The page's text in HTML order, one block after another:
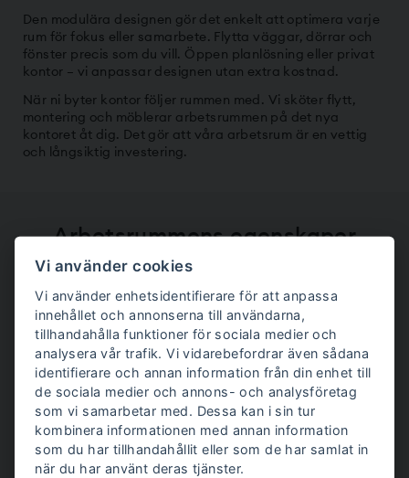
Den modulära designen gör det enkelt att optimera varje
rum för fokus eller samarbete. Flytta väggar, dörrar och
fönster precis som du vill. Öppen planlösning eller privat
kontor – vi anpassar designen utan extra kostnad.
När ni byter kontor följer rummen med. Vi sköter flytt,
montering och möblerar arbetsrummen på det nya
kontoret åt dig. Det gör att våra arbetsrum är en vettig
och långsiktig investering.
Arbetsrummens egenskaper
arbetsmiljöer och användningsområden.
Färger
Anpassningsbara ytor och 32 alternativ för
invändig klädsel.
Vi använder cookies
Vi använder enhetsidentifierare för att anpassa
innehållet och annonserna till användarna,
tillhandahålla funktioner för sociala medier och
analysera vår trafik. Vi vidarebefordrar även sådana
identifierare och annan information från din enhet till
de sociala medier och annons- och analysföretag
som vi samarbetar med. Dessa kan i sin tur
kombinera informationen med annan information
som du har tillhandahållit eller som de har samlat in
när du har använt deras tjänster.